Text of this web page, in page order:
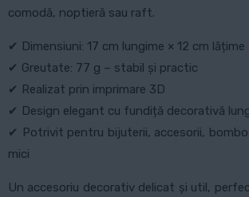
comodă, noptieră sau raft.
✔ Dimensiuni: 17 cm lungime × 12 cm lățime
✔ Greutate: 77 g – stabil și practic
✔ Realizat prin imprimare 3D
✔ Design elegant cu fundiță decorativă
✔ Potrivit pentru bijuterii, accesorii,
mici
Un accesoriu decorativ delicat și util,